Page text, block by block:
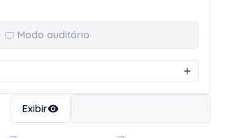
Modo auditório
Exibir